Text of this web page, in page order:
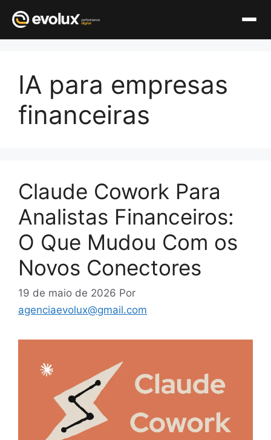
conteúdoIA para empresas
financeiras
Claude Cowork Para
Analistas Financeiros:
O Que Mudou Com os
Novos Conectores
19 de maio de 2026 Por
agenciaevolux@gmail.com